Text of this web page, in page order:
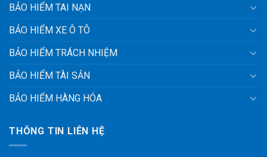
BẢO HIỂM TAI NẠN
BẢO HIỂM XE Ô TÔ
BẢO HIỂM TRÁCH NHIỆM
BẢO HIỂM TÀI SẢN
BẢO HIỂM HÀNG HÓA
THÔNG TIN LIÊN HỆ